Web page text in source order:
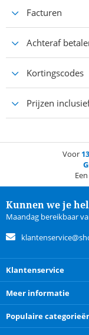
Facturen
Achteraf
Kortingscodes
Prijzen
Voor
Een
Kunnen we je
Maandag bereikbaar
Klantenservice
Meer informatie
Populaire